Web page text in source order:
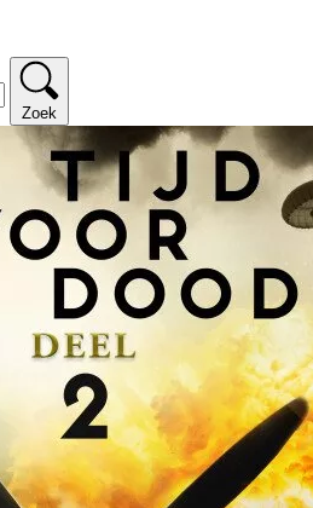
Zoek